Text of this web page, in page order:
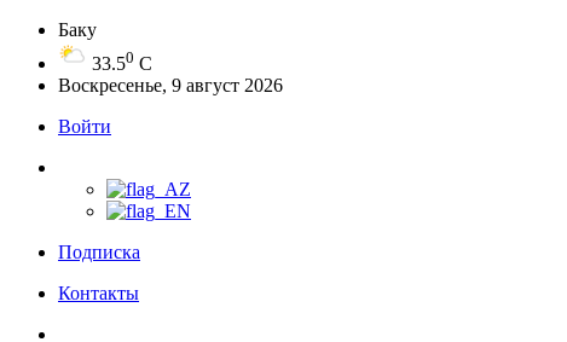
Баку
33.50 C
Воскресенье, 9 август 2026
Войти
Подписка
Контакты